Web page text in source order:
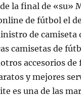
la final de «su»
de fútbol el
de camiseta
camisetas de
accesorios
y mejores
es una de las